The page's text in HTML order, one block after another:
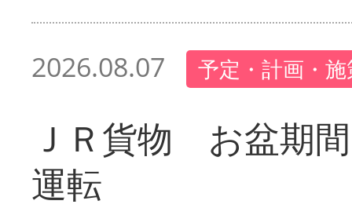
2026.08.07 予定・計画・
ＪＲ貨物 お盆期
運転